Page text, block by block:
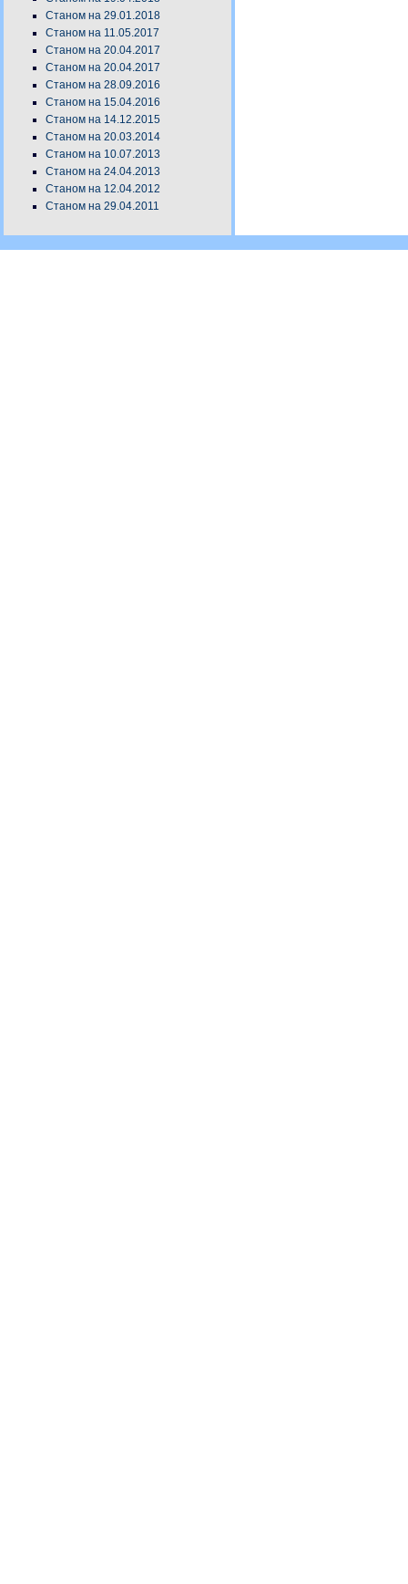
Станом на 29.01.2018
Станом на 11.05.2017
Станом на 20.04.2017
Станом на 20.04.2017
Станом на 28.09.2016
Станом на 15.04.2016
Станом на 14.12.2015
Станом на 20.03.2014
Станом на 10.07.2013
Станом на 24.04.2013
Станом на 12.04.2012
Станом на 29.04.2011